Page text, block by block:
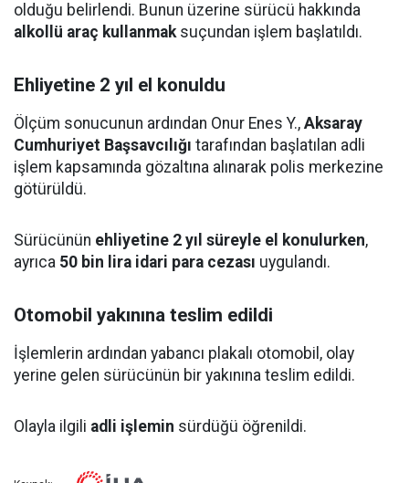
olduğu belirlendi. Bunun üzerine sürücü hakkında
alkollü araç kullanmaksuçundan işlem başlatıldı.
Ehliyetine 2 yıl el konuldu
Ölçüm sonucunun ardından Onur Enes Y., Aksaray
Cumhuriyet Başsavcılığı tarafından başlatılan adli
işlem kapsamında gözaltına alınarak polis merkezine
götürüldü.
Sürücünün ehliyetine 2 yıl süreyle el konulurken,
ayrıca 50 bin lira idari para cezası uygulandı.
Otomobil yakınına teslim edildi
İşlemlerin ardından yabancı plakalı otomobil, olay
yerine gelen sürücünün bir yakınına teslim edildi.
Olayla ilgili adli işlemin sürdüğü öğrenildi.